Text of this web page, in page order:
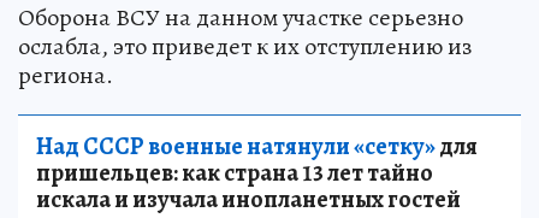
Оборона ВСУ на данном участке серьезно
ослабла, это приведет к их отступлению из
региона.
Над СССР военные натянули «сетку»для
пришельцев: как страна 13 лет тайно
искала и изучала инопланетных гостей